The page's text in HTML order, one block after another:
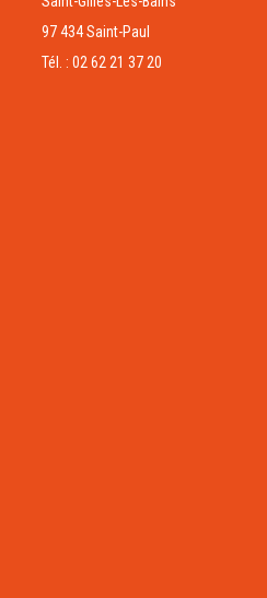
97 434 Saint-Paul
Tél. : 02 62 21 37 20